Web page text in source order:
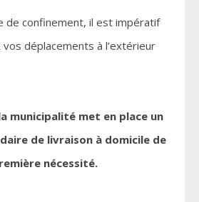
de confinement, il est impératif
déplacements à l’extérieur
municipalité met en place un
de livraison à domicile de
nécessité.